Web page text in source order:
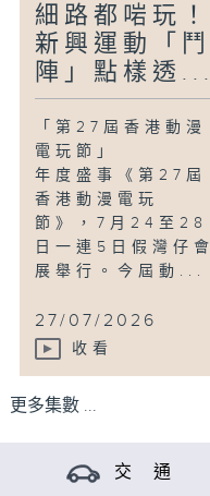
細路都啱玩！
新興運動「鬥
陣」點樣透...
「第27屆香港動漫
電玩節」
年度盛事《第27屆
香港動漫電玩
節》，7月24至28
日一連5日假灣仔會
展舉行。今屆動...
27/07/2026
收看
更多集數 ...
交 通